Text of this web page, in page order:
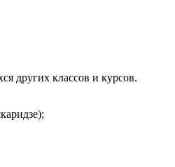
других классов и курсов.